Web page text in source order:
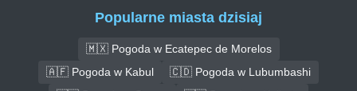
Popularne miasta dzisiaj
🇲🇽 Pogoda w Ecatepec de Morelos
🇦🇫 Pogoda w Kabul
🇨🇩 Pogoda w Lubumbashi